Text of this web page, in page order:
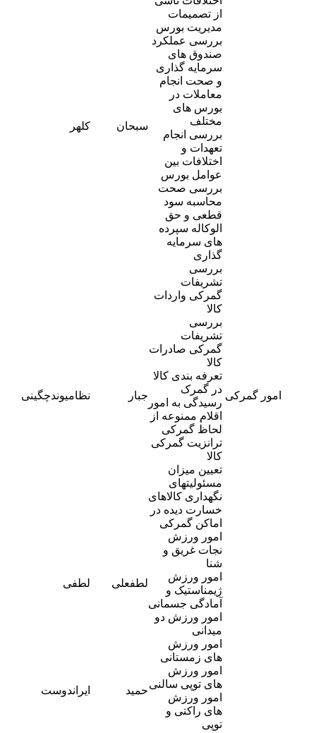
از تصمیمات
مدیریت بورس
بررسی عملکرد
صندوق های
سرمایه گذاری
و صحت انجام
معاملات در
بورس های
مختلف
بررسی انجام
تعهدات و
اختلافات بین
عوامل بورس
بررسی صحت
محاسبه سود
قطعی و حق
الوکاله سپرده
های سرمایه
گذاری
سبحان کلهر
امور گمرکی
بررسی
تشریفات
گمرکی واردات
کالا
بررسی
تشریفات
گمرکی صادرات
کالا
تعرفه بندی کالا
در گمرک
رسیدگی به امور
اقلام ممنوعه از
لحاظ گمرکی
ترانزیت گمرکی
کالا
تعیین میزان
مسئولیتهای
نگهداری کالاهای
خسارت دیده در
اماکن گمرکی
جبار نظامیوندچگینی
امور ورزش
نجات غریق و
شنا
امور ورزش
ژیمناستیک و
آمادگی جسمانی
امور ورزش دو
میدانی
امور ورزش
های زمستانی
امور ورزش
های توپی سالنی
امور ورزش
های راکتی و
توپی
لطفعلی لطفی
حمید ایراندوست